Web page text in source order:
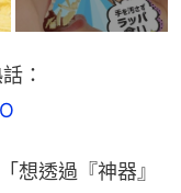
：
想透過『神器』